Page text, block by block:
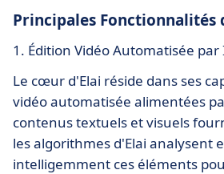
Principales Fonctionnalités
1. Édition Vidéo Automatisée par
Le cœur d'Elai réside dans ses
vidéo automatisée alimentées
contenus textuels et visuels
les algorithmes d'Elai analysent
intelligemment ces éléments